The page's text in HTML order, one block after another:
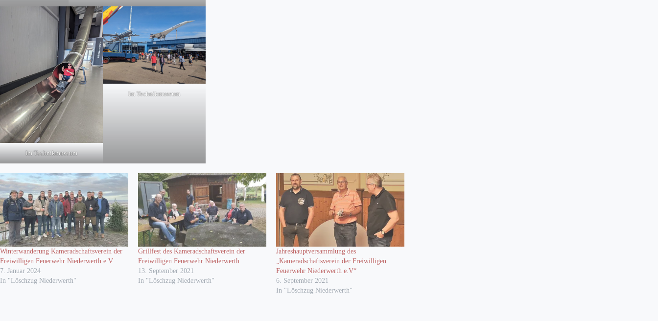
Im Technikmuseum
Im Technikmuseum
Winterwanderung Kameradschaftsverein der
Freiwilligen Feuerwehr Niederwerth e.V.
7. Januar 2024
In "Löschzug Niederwerth"
Grillfest des Kameradschaftsverein der
Freiwilligen Feuerwehr Niederwerth
13. September 2021
In "Löschzug Niederwerth"
Jahreshauptversammlung des
„Kameradschaftsverein der Freiwilligen
Feuerwehr Niederwerth e.V“
6. September 2021
In "Löschzug Niederwerth"